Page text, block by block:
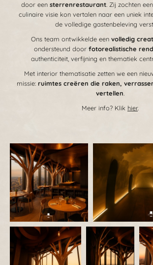
door een sterrenrestaurant. Zij zochten
culinaire visie kon vertalen naar een uniek
de volledige gastenbeleving
Ons team ontwikkelde een volledig
ondersteund door fotorealistische
authenticiteit, verfijning en thematiek
Met interior thematisatie zetten we een
missie: ruimtes creëren die raken,
vertellen.
Meer info? Klik hier.